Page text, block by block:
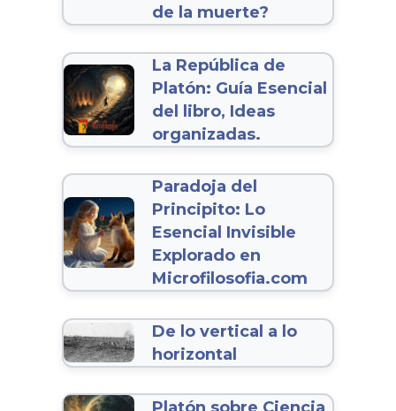
de la muerte?
La República de
Platón: Guía Esencial
del libro, Ideas
organizadas.
Paradoja del
Principito: Lo
Esencial Invisible
Explorado en
Microfilosofia.com
De lo vertical a lo
horizontal